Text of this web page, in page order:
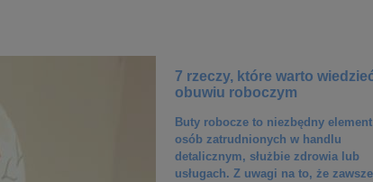
7 rzeczy, które warto
obuwiu roboczym
Buty robocze to niezbędny
osób zatrudnionych w handlu
detalicznym, służbie zdrowia lub
usługach. Z uwagi na to, że